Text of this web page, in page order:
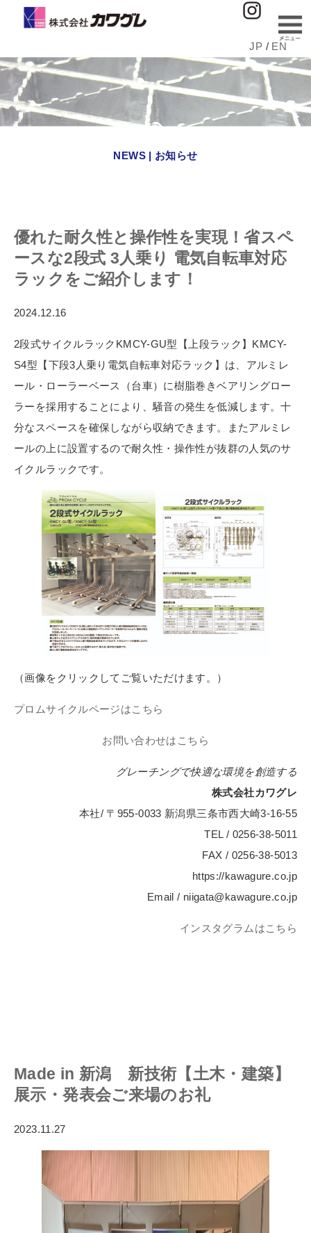
JP / EN
NEWS | お知らせ
優れた耐久性と操作性を実現！省スペ
ースな2段式 3人乗り 電気自転車対応
ラックをご紹介します！
2024.12.16
2段式サイクルラックKMCY-GU型【上段ラック】KMCY-
S4型【下段3人乗り電気自転車対応ラック】は、アルミレ
ール・ローラーベース（台車）に樹脂巻きベアリングロー
ラーを採用することにより、騒音の発生を低減します。十
分なスペースを確保しながら収納できます。またアルミレ
ールの上に設置するので耐久性・操作性が抜群の人気のサ
イクルラックです。
（画像をクリックしてご覧いただけます。）
プロムサイクルページはこちら
お問い合わせはこちら
グレーチングで快適な環境を創造する
株式会社カワグレ
本社/ 〒955-0033 新潟県三条市西大崎3-16-55
TEL / 0256-38-5011
FAX / 0256-38-5013
https://kawagure.co.jp
Email / niigata@kawagure.co.jp
インスタグラムはこちら
Made in 新潟 新技術【土木・建築】
展示・発表会ご来場のお礼
2023.11.27